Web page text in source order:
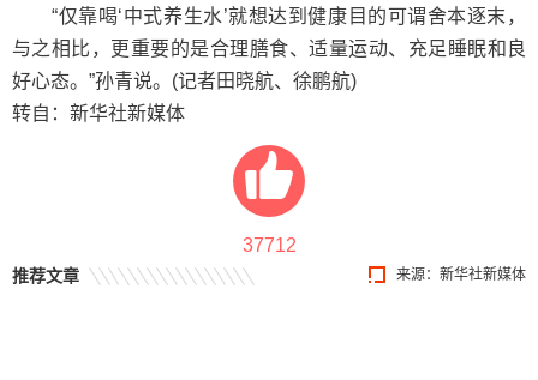
“仅靠喝‘中式养生水’就想达到健康目的可谓舍本逐末，
与之相比，更重要的是合理膳食、适量运动、充足睡眠和良
好心态。”孙青说。(记者田晓航、徐鹏航)
转自：新华社新媒体
37712
来源：新华社新媒体
推荐文章